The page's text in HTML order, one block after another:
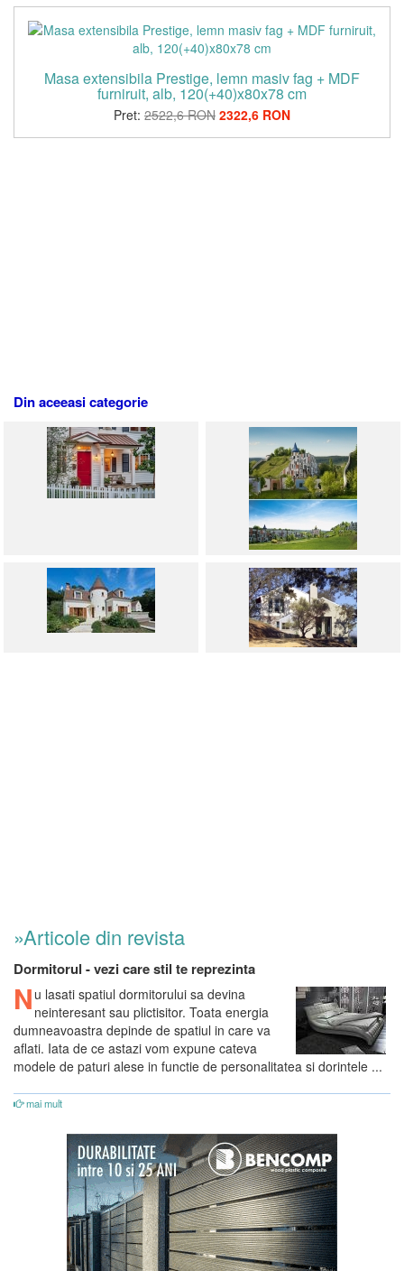
Masa extensibila Prestige, lemn masiv fag + MDF
furniruit, alb, 120(+40)x80x78 cm
Pret: 2522,6 RON 2322,6 RON
Din aceeasi categorie
»Articole din revista
Dormitorul - vezi care stil te reprezinta
N u lasati spatiul dormitorului sa devina
neinteresant sau plictisitor. Toata energia
dumneavoastra depinde de spatiul in care va
aflati. Iata de ce astazi vom expune cateva
modele de paturi alese in functie de personalitatea si dorintele ...
mai mult